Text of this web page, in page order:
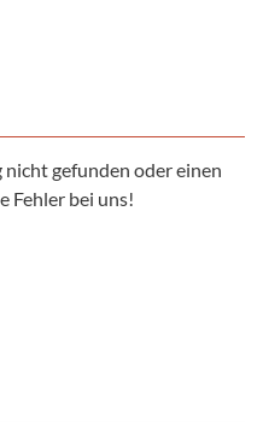
gefunden oder einen
Fehler bei uns!